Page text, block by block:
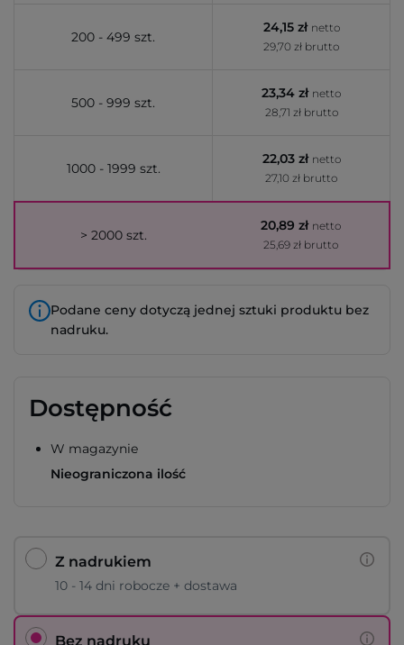
200 - 499 szt.
24,15 zł netto
29,70 zł brutto
500 - 999 szt.
23,34 zł netto
28,71 zł brutto
1000 - 1999 szt.
22,03 zł netto
27,10 zł brutto
> 2000 szt.
20,89 zł netto
25,69 zł brutto
Podane ceny dotyczą jednej sztuki produktu bez
nadruku.
Dostępność
W magazynie
Nieograniczona ilość
Z nadrukiem
10 - 14 dni robocze + dostawa
Bez nadruku